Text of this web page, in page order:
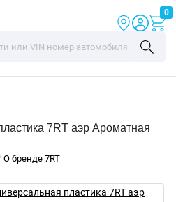
0
7RT аэр Ароматная
О бренде 7RT